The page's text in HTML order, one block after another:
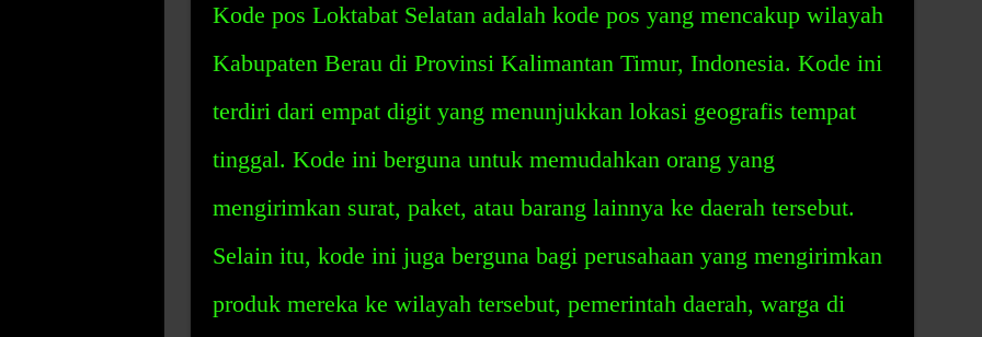
Kode pos Loktabat Selatan adalah kode pos yang mencakup wilayah
Kabupaten Berau di Provinsi Kalimantan Timur, Indonesia. Kode ini
terdiri dari empat digit yang menunjukkan lokasi geografis tempat
tinggal. Kode ini berguna untuk memudahkan orang yang
mengirimkan surat, paket, atau barang lainnya ke daerah tersebut.
Selain itu, kode ini juga berguna bagi perusahaan yang mengirimkan
produk mereka ke wilayah tersebut, pemerintah daerah, warga di